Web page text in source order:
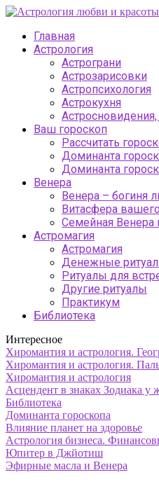
Главная
Астрология
Астрограни
Астрозарисовки
Астропсихология
Астрокухня
Ваш гороскоп
Рассчитать
Доминанта
Доминанта
Венера
Венера – богиня
Витасфера
Семейная Венера
Астромагия
Астромагия
Денежные
Ритуалы для
Другие ритуалы
Практикум
Библиотека
Интересное
Хиромантия и астрология.
Хиромантия и астрология.
Хиромантия и астрология
Асцендент в знаках Зодиака
Библиотека
Доминанта гороскопа
Влияние планет на здоровье
Астрология бизнеса.
Юпитер в Джйотиш
Эфирные масла и Венера